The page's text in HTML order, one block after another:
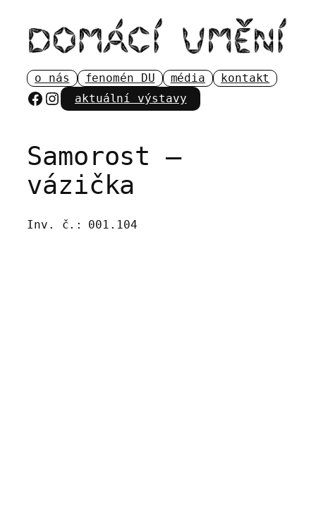
obsah
o nás fenomén DU média kontakt
Facebook
Instagram
aktuální výstavy
Samorost –
vázička
Inv. č.: 001.104